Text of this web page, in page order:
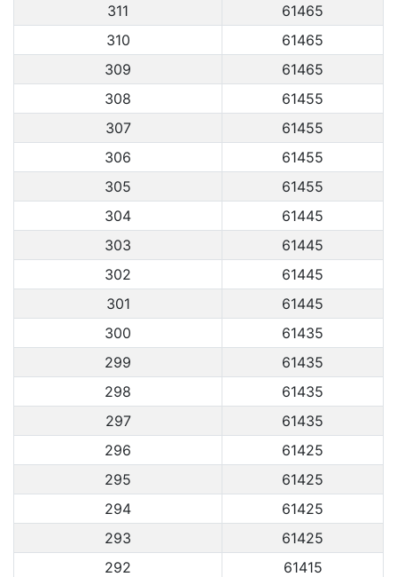
311
61465
310
61465
309
61465
308
61455
307
61455
306
61455
305
61455
304
61445
303
61445
302
61445
301
61445
300
61435
299
61435
298
61435
297
61435
296
61425
295
61425
294
61425
293
61425
292
61415